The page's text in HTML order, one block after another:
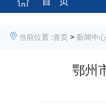
当前位置 :首页 > 新闻中心
鄂州